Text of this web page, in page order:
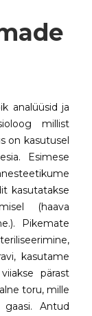
analüüsid ja
millist
on kasutusel
Esimese
kasutatakse
(haava
Pikemate
kasutame
pärast
toru, mille
Antud